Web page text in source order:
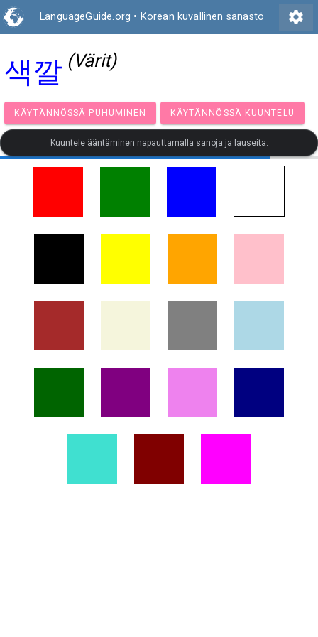
LanguageGuide.org • Korean kuvallinen sanasto settings
색깔 (Värit)
KÄYTÄNNÖSSÄ PUHUMINEN KÄYTÄNNÖSSÄ
Kuuntele ääntäminen napauttamalla sanoja ja lauseita.